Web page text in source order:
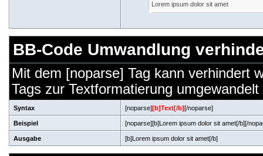
Lorem ipsum dolor sit amet
BB-Code Umwandlung
Mit dem [noparse] Tag kann verhindert
Tags zur Textformatierung umgewandelt
Syntax [noparse][b]Text[/b][/noparse]
Beispiel [noparse][b]Lorem ipsum dolor sit amet[/b][/
Ausgabe [b]Lorem ipsum dolor sit amet[/b]